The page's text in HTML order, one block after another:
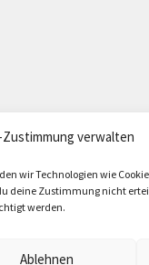
Zustimmung verwalten
wir Technologien wie
deine Zustimmung nicht
werden.
Ablehnen